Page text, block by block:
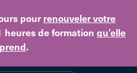
pour renouveler votre
heures de formation qu’elle
.
Skip to main content